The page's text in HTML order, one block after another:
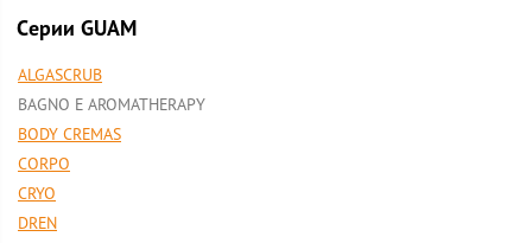
Cерии GUAM
ALGASCRUB
BAGNO E AROMATHERAPY
BODY CREMAS
CORPO
CRYO
DREN